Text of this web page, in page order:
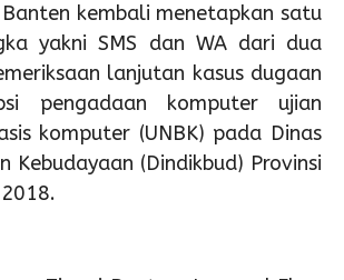
kembali menetapkan satu
yakni SMS dan WA dari dua
lanjutan kasus dugaan
pengadaan komputer ujian
komputer (UNBK) pada Dinas
Kebudayaan (Dindikbud) Provinsi